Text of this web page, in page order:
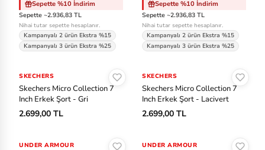
Sepette %10 İndirim
Sepette ~2.936,83 TL
Nihai tutar sepette hesaplanır.
Kampanyalı 2 ürün Ekstra %15
Kampanyalı 3 ürün Ekstra %25
Sepette %10 İndirim
Sepette ~2.936,83 TL
Nihai tutar sepette hesaplanır.
Kampanyalı 2 ürün Ekstra %15
Kampanyalı 3 ürün Ekstra %25
SKECHERS
Skechers Micro Collection 7
Inch Erkek Şort - Gri
2.699,00 TL
SKECHERS
Skechers Micro Collection 7
Inch Erkek Şort - Lacivert
2.699,00 TL
-%20
UNDER ARMOUR -%31
UNDER ARMOUR